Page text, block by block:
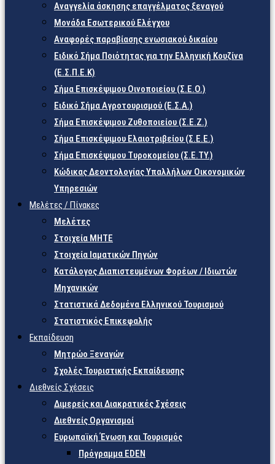
Αναγγελία άσκησης επαγγέλματος ξεναγού
Μονάδα Εσωτερικού Ελέγχου
Αναφορές παραβίασης ενωσιακού δικαίου
Ειδικό Σήμα Ποιότητας για την Ελληνική Κουζίνα
(Ε.Σ.Π.Ε.Κ)
Σήμα Επισκέψιμου Οινοποιείου (Σ.Ε.Ο.)
Ειδικό Σήμα Αγροτουρισμού (Ε.Σ.Α.)
Σήμα Επισκέψιμου Ζυθοποιείου (Σ.Ε.Ζ.)
Σήμα Επισκέψιμου Ελαιοτριβείου (Σ.Ε.Ε.)
Σήμα Επισκέψιμου Τυροκομείου (Σ.Ε.TY.)
Κώδικας Δεοντολογίας Υπαλλήλων Οικονομικών
Υπηρεσιών
Μελέτες / Πίνακες
Μελέτες
Στοιχεία ΜΗΤΕ
Στοιχεία Ιαματικών Πηγών
Κατάλογος Διαπιστευμένων Φορέων / Ιδιωτών
Μηχανικών
Στατιστικά Δεδομένα Ελληνικού Τουρισμού
Στατιστικός Επικεφαλής
Εκπαίδευση
Μητρώο Ξεναγών
Σχολές Τουριστικής Εκπαίδευσης
Διεθνείς Σχέσεις
Διμερείς και Διακρατικές Σχέσεις
Διεθνείς Οργανισμοί
Ευρωπαϊκή Ένωση και Τουρισμός
Πρόγραμμα EDEN